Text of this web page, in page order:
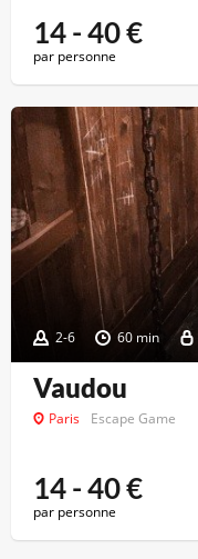
14 - 40€
par personne
2-6 60 min
Vaudou
Paris Escape Game
14 - 40€
par personne